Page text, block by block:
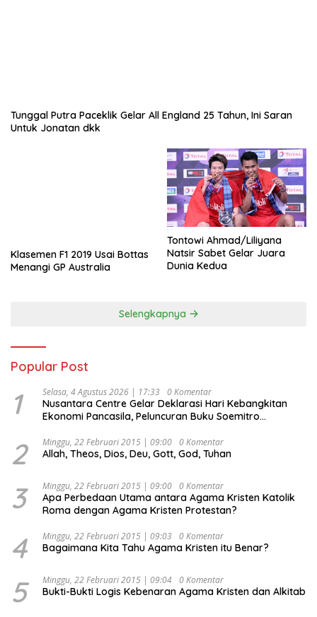
Tunggal Putra Paceklik Gelar All England 25 Tahun, Ini Saran
Untuk Jonatan dkk
Klasemen F1 2019 Usai Bottas
Menangi GP Australia
Tontowi Ahmad/Liliyana
Natsir Sabet Gelar Juara
Dunia Kedua
Selengkapnya
Popular Post
1 Selasa, 4 Agustus 2026 | 17:33 0 Komentar
Nusantara Centre Gelar Deklarasi Hari Kebangkitan
Ekonomi Pancasila, Peluncuran Buku Soemitro
Ekonomi Politik Indonesia) & Simposium Nasional
“Urgensi Undang-Undang Perekonomian Nasional dan
Indonesia Emas 2045”,
2 Minggu, 22 Februari 2015 | 09:00 0 Komentar
Allah, Theos, Dios, Deu, Gott, God, Tuhan
3 Minggu, 22 Februari 2015 | 09:00 0 Komentar
Apa Perbedaan Utama antara Agama Kristen Katolik
Roma dengan Agama Kristen Protestan?
4 Minggu, 22 Februari 2015 | 09:03 0 Komentar
Bagaimana Kita Tahu Agama Kristen itu Benar?
5 Minggu, 22 Februari 2015 | 09:04 0 Komentar
Bukti-Bukti Logis Kebenaran Agama Kristen dan Alkitab